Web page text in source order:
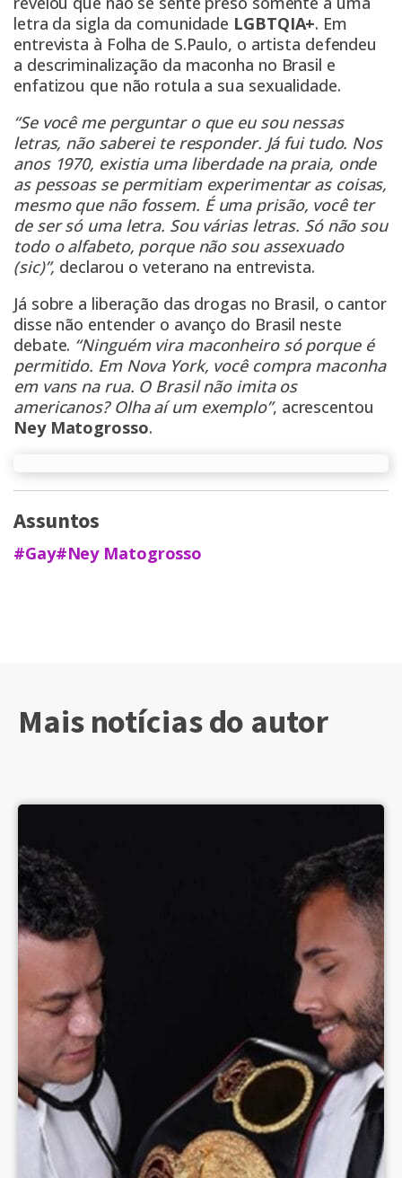
letra da sigla da comunidade LGBTQIA+. Em
entrevista à Folha de S.Paulo, o artista defendeu
a descriminalização da maconha no Brasil e
enfatizou que não rotula a sua sexualidade.
“Se você me perguntar o que eu sou nessas
letras, não saberei te responder. Já fui tudo. Nos
anos 1970, existia uma liberdade na praia, onde
as pessoas se permitiam experimentar as coisas,
mesmo que não fossem. É uma prisão, você ter
de ser só uma letra. Sou várias letras. Só não sou
todo o alfabeto, porque não sou assexuado
(sic)”, declarou o veterano na entrevista.
Já sobre a liberação das drogas no Brasil, o cantor
disse não entender o avanço do Brasil neste
debate. “Ninguém vira maconheiro só porque é
permitido. Em Nova York, você compra maconha
em vans na rua. O Brasil não imita os
americanos? Olha aí um exemplo”, acrescentou
Ney Matogrosso.
Assuntos
#Gay#Ney Matogrosso
Mais notícias do autor